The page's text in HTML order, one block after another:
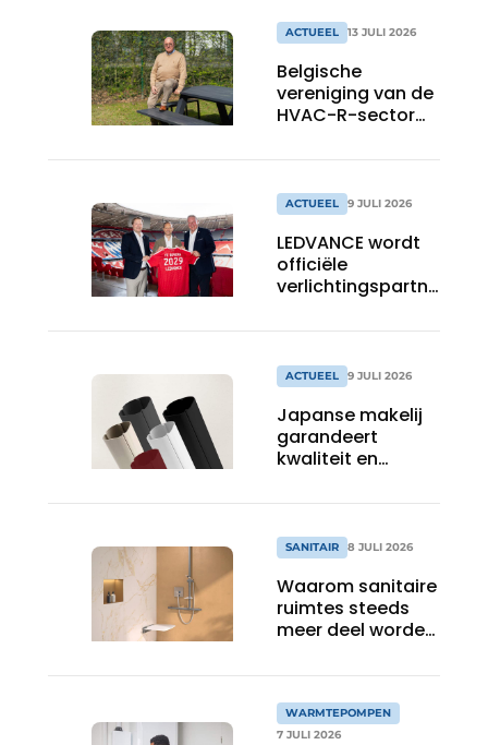
ACTUEEL 13 JULI 2026
Belgische
vereniging van de
HVAC-R-sector
nieuwe Vlaamse
ACTUEEL 9 JULI 2026
LEDVANCE wordt
officiële
verlichtingspartner
ACTUEEL 9 JULI 2026
Japanse makelij
garandeert
kwaliteit en
SANITAIR 8 JULI 2026
Waarom sanitaire
ruimtes steeds
meer deel worden
totaalbeleving
WARMTEPOMPEN
7 JULI 2026